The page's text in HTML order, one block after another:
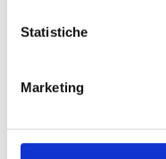
Statistiche
Marketing
realizzazione dei progetti.